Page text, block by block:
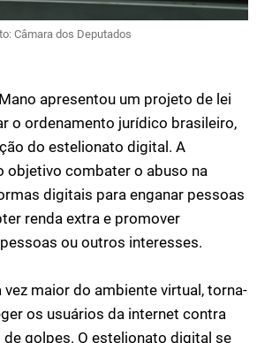
Câmara dos Deputados
apresentou um projeto de lei
o ordenamento jurídico brasileiro,
do estelionato digital. A
objetivo combater o abuso na
digitais para enganar pessoas
renda extra e promover
ou outros interesses.
vez maior do ambiente virtual, torna-
os usuários da internet contra
golpes. O estelionato digital se